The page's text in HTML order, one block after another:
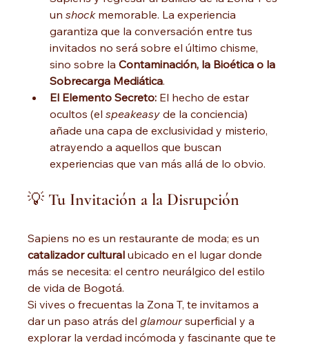
un shock memorable. La experiencia
garantiza que la conversación entre tus
invitados no será sobre el último chisme,
sino sobre la Contaminación, la Bioética o la
Sobrecarga Mediática.
El Elemento Secreto: El hecho de estar
ocultos (el speakeasy de la conciencia)
añade una capa de exclusividad y misterio,
atrayendo a aquellos que buscan
experiencias que van más allá de lo obvio.
💡 Tu Invitación a la Disrupción
Sapiens no es un restaurante de moda; es un
catalizador cultural ubicado en el lugar donde
más se necesita: el centro neurálgico del estilo
de vida de Bogotá.
Si vives o frecuentas la Zona T, te invitamos a
dar un paso atrás del glamour superficial y a
explorar la verdad incómoda y fascinante que te